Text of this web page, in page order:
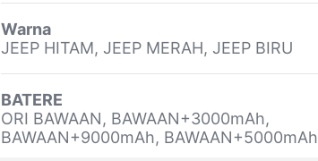
Warna
JEEP HITAM, JEEP MERAH, JEEP BIRU
BATERE
ORI BAWAAN, BAWAAN+3000mAh,
BAWAAN+9000mAh, BAWAAN+5000mAh